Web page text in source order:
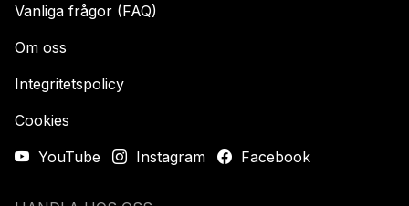
Vanliga frågor (FAQ)
Om oss
Integritetspolicy
Cookies
YouTube
Instagram Facebook